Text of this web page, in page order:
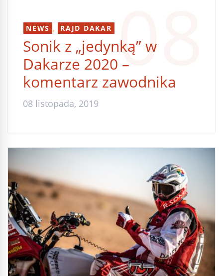
08
NEWS , RAJD DAKAR
Sonik z „jedynką” w
Dakarze 2020 –
komentarz zawodnika
08 listopada, 2019